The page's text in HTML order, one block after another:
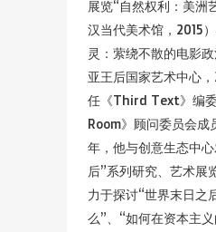
展览“自然权利：美洲
汉当代美术馆，2015
灵：萦绕不散的电影
亚王后国家艺术中心
任《Third Text》编
Room》顾问委员会成
年，他与创意生态中
后”系列研究、艺术展
力于探讨“世界末日之
么”、“如何在资本主